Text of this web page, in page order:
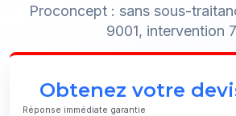
Proconcept : sans sous-
9001, intervention
Obtenez votre
Réponse immédiate garantie